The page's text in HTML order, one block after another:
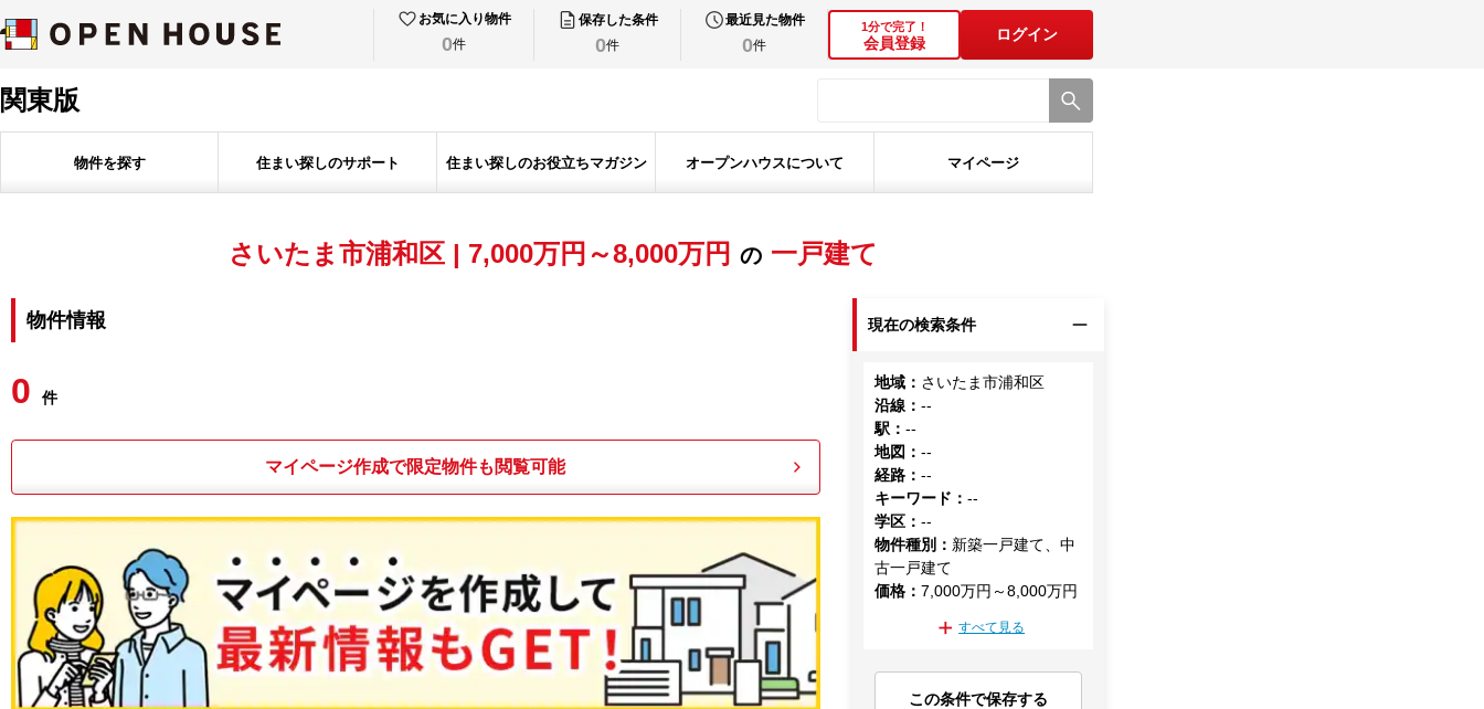
お気に入り物件
0件
保存した条件
0件
最近見た物件
0件
1分で完了！
会員登録
ログイン
関東版
物件を探す 住まい探しのサポート 住まい探しのお役立ちマガジン オープンハウスについて マイページ
さいたま市浦和区 | 7,000万円～8,000万円 の 一戸建て
物件情報
0 件
マイページ作成で限定物件も閲覧可能
現在の検索条件
地域 ： さいたま市浦和区
沿線 ：--
駅 ：--
地図 ：--
経路 ：--
キーワード ：--
学区 ：--
物件種別 ： 新築一戸建て、中
古一戸建て
価格 ：7,000万円～8,000万円
すべて見る
この条件で保存する